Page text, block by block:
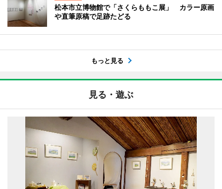
松本市立博物館で「さくらももこ展」 カラー原画
や直筆原稿で足跡たどる
もっと見る
見る・遊ぶ